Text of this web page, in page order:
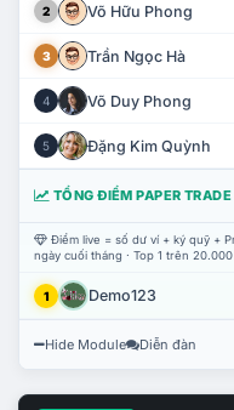
2 Võ Hữu Phong
3 Trần Ngọc Hà
4 Võ Duy Phong
5 Đặng Kim Quỳnh
TỔNG ĐIỂM PAPER TRADE
Điểm live = số dư ví + ký quỹ +
ngày cuối tháng · Top 1 trên
1 Demo123
Hide Module Diễn đàn